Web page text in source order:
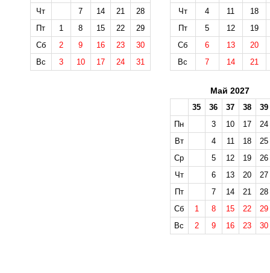
Чт
7 14 21
28
Пт
1 8 15 22
29
Сб
2 9 16 23
30
Вс
3 10 17 24 31
Чт
4 11
18
Пт
5 12
19
Сб
6 13
20
Вс
7 14 21
Май 2027
35 36 37 38
39
Пн
3 10 17
24
Вт
4 11 18
25
Ср
5 12 19
26
Чт
6 13 20
27
Пт
7 14 21
28
Сб
1 8 15 22
29
Вс
2 9 16 23 30